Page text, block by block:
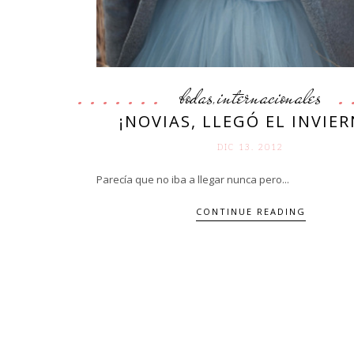
bodas,internacionales
¡NOVIAS, LLEGÓ EL
DIC 13. 2012
Parecía que no iba a llegar nunca pero...
CONTINUE READING